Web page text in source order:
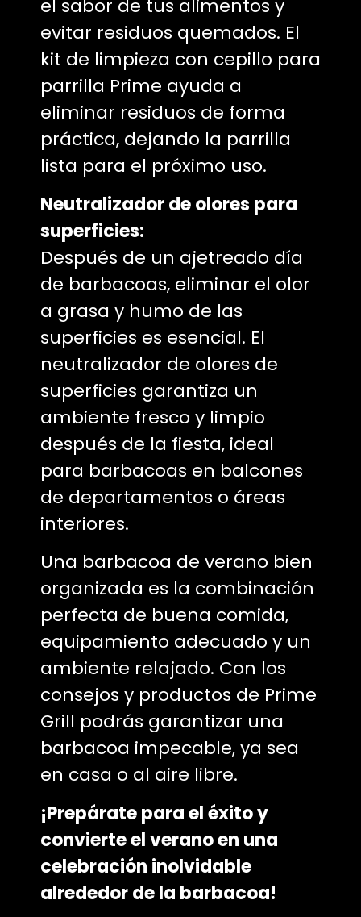
el sabor de tus alimentos y
evitar residuos quemados. El
kit de limpieza con cepillo para
parrilla Prime ayuda a
eliminar residuos de forma
práctica, dejando la parrilla
lista para el próximo uso.
Neutralizador de olores para
superficies:
Después de un ajetreado día
de barbacoas, eliminar el olor
a grasa y humo de las
superficies es esencial. El
neutralizador de olores de
superficies garantiza un
ambiente fresco y limpio
después de la fiesta, ideal
para barbacoas en balcones
de departamentos o áreas
interiores.
Una barbacoa de verano bien
organizada es la combinación
perfecta de buena comida,
equipamiento adecuado y un
ambiente relajado. Con los
consejos y productos de Prime
Grill podrás garantizar una
barbacoa impecable, ya sea
en casa o al aire libre.
¡Prepárate para el éxito y
convierte el verano en una
celebración inolvidable
alrededor de la barbacoa!